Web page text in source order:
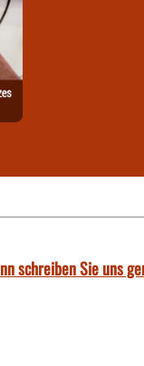
schreiben Sie uns